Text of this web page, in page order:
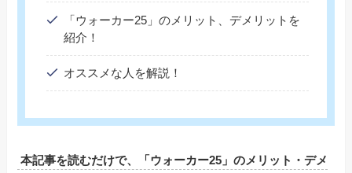
「ウォーカー25」のメリット、デメリットを
紹介！
オススメな人を解説！
本記事を読むだけで、「ウォーカー25」のメリット・デメ